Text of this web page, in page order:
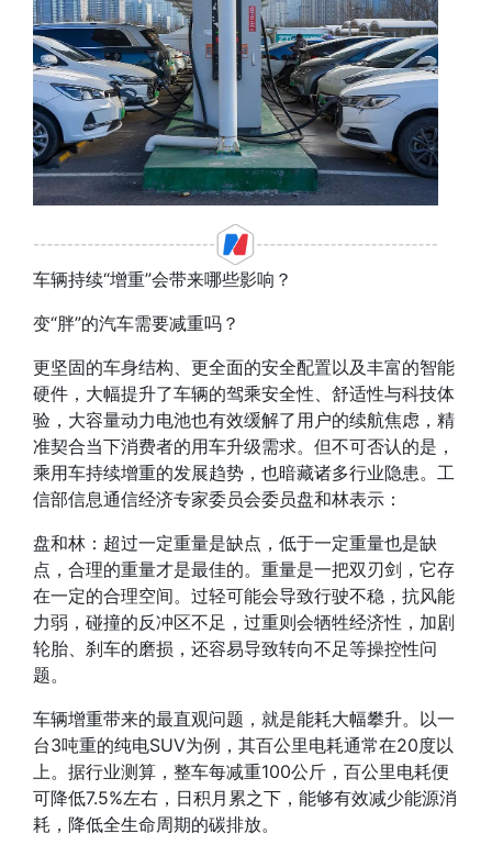
车辆持续“增重”会带来哪些影响？
变“胖”的汽车需要减重吗？
更坚固的车身结构、更全面的安全配置以及丰富的智能
硬件，大幅提升了车辆的驾乘安全性、舒适性与科技体
验，大容量动力电池也有效缓解了用户的续航焦虑，精
准契合当下消费者的用车升级需求。但不可否认的是，
乘用车持续增重的发展趋势，也暗藏诸多行业隐患 。 工
信部信息通信经济专家委员会委员盘和林表示：
盘和林： 超过一定重量是缺点，低于一定重量也是缺
点 ，合理的重量才是最佳的。重量是一把双刃剑，它存
在一定的合理空间。过轻可能会导致行驶不稳，抗风能
力弱，碰撞的反冲区不足，过重则会牺牲经济性，加剧
轮胎、刹车的磨损，还容易导致转向不足等操控性问
题。
车辆增重带来的最直观问题，就是能耗大幅攀升。 以一
台3吨重的纯电SUV为例，其百公里电耗通常在20度以
上。据行业测算，整车每减重100公斤，百公里电耗便
可降低7.5%左右，日积月累之下，能够有效减少能源消
耗，降低全生命周期的碳排放。